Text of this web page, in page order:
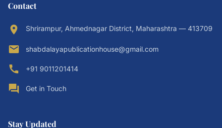
Contact
location_on Shrirampur, Ahmednagar District, Maharashtra — 413709
email shabdalayapublicationhouse@gmail.com
call +91 9011201414
forum Get in Touch
Stay Updated